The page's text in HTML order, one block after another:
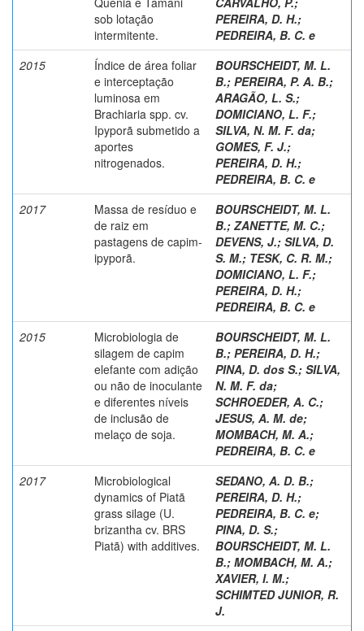
sob lotação
intermitente.
PEREIRA, D. H.;
PEDREIRA, B. C. e
2015
Índice de área foliar
e interceptação
luminosa em
Brachiaria spp. cv.
Ipyporã submetido a
aportes
nitrogenados.
BOURSCHEIDT, M. L.
B.; PEREIRA, P. A. B.;
ARAGÃO, L. S.;
DOMICIANO, L. F.;
SILVA, N. M. F. da;
GOMES, F. J.;
PEREIRA, D. H.;
PEDREIRA, B. C. e
2017
Massa de resíduo e
de raiz em
pastagens de capim-
ipyporã.
BOURSCHEIDT, M. L.
B.; ZANETTE, M. C.;
DEVENS, J.; SILVA, D.
S. M.; TESK, C. R. M.;
DOMICIANO, L. F.;
PEREIRA, D. H.;
PEDREIRA, B. C. e
2015
Microbiologia de
silagem de capim
elefante com adição
ou não de inoculante
e diferentes níveis
de inclusão de
melaço de soja.
BOURSCHEIDT, M. L.
B.; PEREIRA, D. H.;
PINA, D. dos S.; SILVA,
N. M. F. da;
SCHROEDER, A. C.;
JESUS, A. M. de;
MOMBACH, M. A.;
PEDREIRA, B. C. e
2017
Microbiological
dynamics of Piatã
grass silage (U.
brizantha cv. BRS
Piatã) with additives.
SEDANO, A. D. B.;
PEREIRA, D. H.;
PEDREIRA, B. C. e;
PINA, D. S.;
BOURSCHEIDT, M. L.
B.; MOMBACH, M. A.;
XAVIER, I. M.;
SCHIMTED JUNIOR, R.
J.